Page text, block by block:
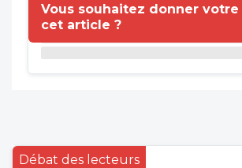
Vous souhaitez donner votre
cet article ?
Débat des lecteurs